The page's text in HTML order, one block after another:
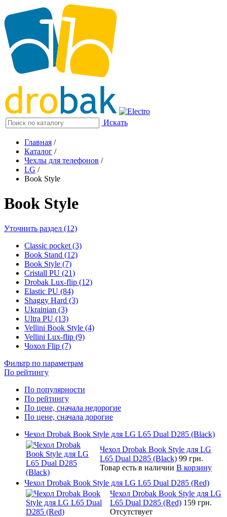
Искать
Главная /
Каталог /
Чехлы для телефонов /
LG /
Book Style
Book Style
Уточнить раздел (12)
Classic pocket (3)
Book Stand (12)
Book Style (7)
Cristall PU (21)
Drobak Lux-flip (12)
Elastic PU (84)
Shaggy Hard (3)
Ukrainian (3)
Ultra PU (13)
Vellini Book Style (4)
Vellini Lux-flip (9)
Чохол Flip (7)
Фильтр по параметрам
По рейтингу
По популярности
По рейтингу
По цене, сначала недорогие
По цене, сначала дорогие
Чехол Drobak Book Style для LG L65 Dual D285 (Black)
Чехол Drobak Book Style для LG
L65 Dual D285 (Black) 99 грн.
Товар есть в наличии В корзину
Чехол Drobak Book Style для LG L65 Dual D285 (Red)
Чехол Drobak Book Style для LG
L65 Dual D285 (Red) 159 грн.
Отсутствует